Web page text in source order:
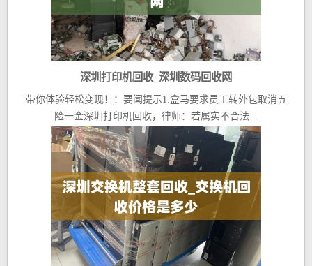
深圳打印机回收_深圳数码回收网
带你体验轻松变现！：要闻提示1.盒马要求员工转外包取消五
险一金深圳打印机回收，律师：若属实不合法...